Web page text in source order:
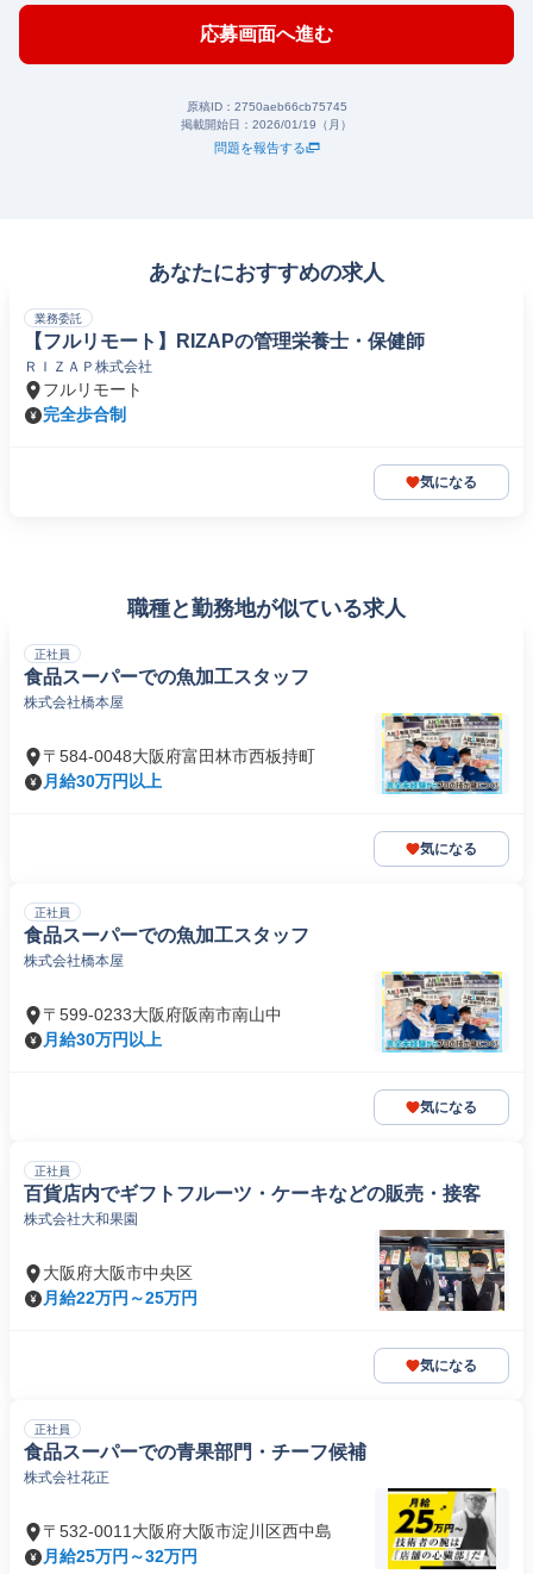
応募画面へ進む
原稿ID： 2750aeb66cb75745
掲載開始日： 2026/01/19（月）
問題を報告する
あなたにおすすめの求人
業務委託
【フルリモート】RIZAPの管理栄養士・保健師
ＲＩＺＡＰ株式会社
フルリモート
完全歩合制
気になる
職種と勤務地が似ている求人
正社員
食品スーパーでの魚加工スタッフ
株式会社橋本屋
〒584-0048大阪府富田林市西板持町
月給30万円以上
気になる
正社員
食品スーパーでの魚加工スタッフ
株式会社橋本屋
〒599-0233大阪府阪南市南山中
月給30万円以上
気になる
正社員
百貨店内でギフトフルーツ・ケーキなどの販売・接客
株式会社大和果園
大阪府大阪市中央区
月給22万円～25万円
気になる
正社員
食品スーパーでの青果部門・チーフ候補
株式会社花正
〒532-0011大阪府大阪市淀川区西中島
月給25万円～32万円